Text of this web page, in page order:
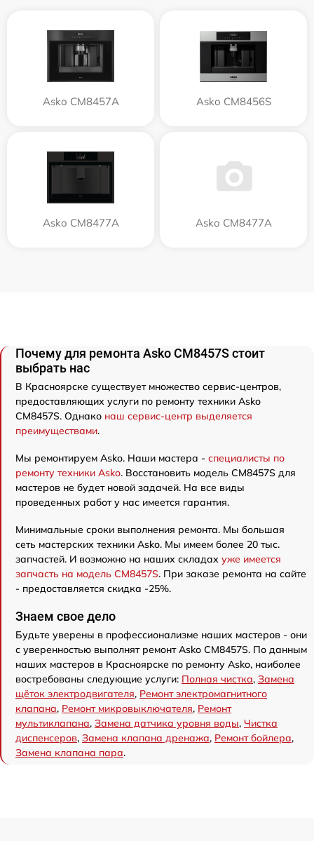
Asko CM8457A Asko CM8456S
Asko CM8477A Asko СМ8477А
Почему для ремонта Asko CM8457S стоит
выбрать нас
В Красноярске существует множество сервис-центров,
предоставляющих услуги по ремонту техники Asko
CM8457S. Однако наш сервис-центр выделяется
преимуществами.
Мы ремонтируем Asko. Наши мастера - специалисты по
ремонту техники Asko. Восстановить модель CM8457S для
мастеров не будет новой задачей. На все виды
проведенных работ у нас имеется гарантия.
Минимальные сроки выполнения ремонта. Мы большая
сеть мастерских техники Asko. Мы имеем более 20 тыс.
запчастей. И возможно на наших складах уже имеется
запчасть на модель CM8457S. При заказе ремонта на сайте
- предоставляется скидка -25%.
Знаем свое дело
Будьте уверены в профессионализме наших мастеров - они
с уверенностью выполнят ремонт Asko CM8457S. По данным
наших мастеров в Красноярске по ремонту Asko, наиболее
востребованы следующие услуги: Полная чистка, Замена
щёток электродвигателя, Ремонт электромагнитного
клапана, Ремонт микровыключателя, Ремонт
мультиклапана, Замена датчика уровня воды, Чистка
диспенсеров, Замена клапана дренажа, Ремонт бойлера,
Замена клапана пара.